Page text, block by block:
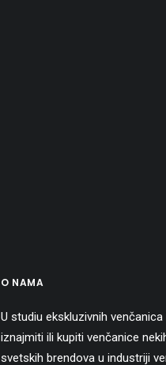
O NAMA
U studiu ekskluzivnih venčanica
iznajmiti ili kupiti venčanice
svetskih brendova u industriji